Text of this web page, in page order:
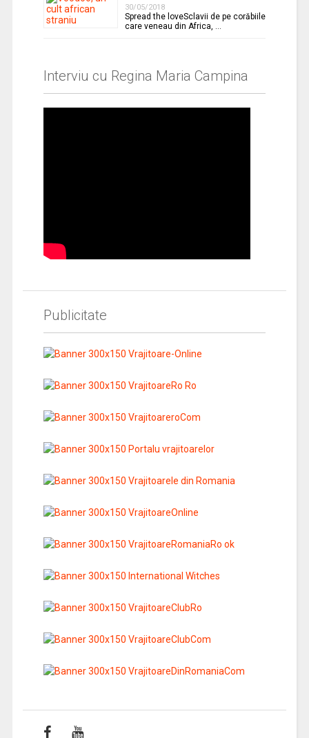
30/05/2018
Spread the loveSclavii de pe corăbiile
care veneau din Africa, …
Interviu cu Regina Maria Campina
Publicitate